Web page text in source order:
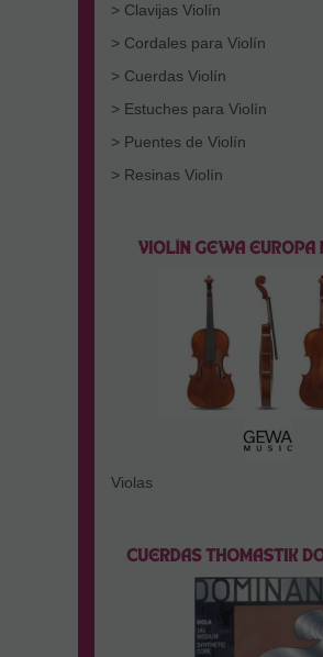
> Clavijas Violín
> Cordales para Violín
> Cuerdas Violín
> Estuches para Violín
> Puentes de Violín
> Resinas Violín
Violas